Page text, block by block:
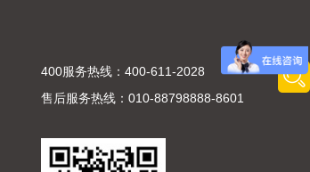
400服务热线：400-611-2028
售后服务热线：010-88798888-8601